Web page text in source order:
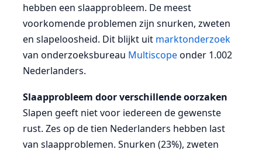
hebben een slaapprobleem. De meest
voorkomende problemen zijn snurken, zweten
en slapeloosheid. Dit blijkt uit marktonderzoek
van onderzoeksbureau Multiscopeonder 1.002
Nederlanders.
Slaapprobleem door verschillende oorzaken
Slapen geeft niet voor iedereen de gewenste
rust. Zes op de tien Nederlanders hebben last
van slaapproblemen. Snurken (23%), zweten